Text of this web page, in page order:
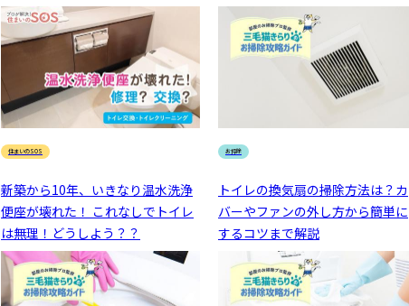
住まいのSOS
新築から10年、いきなり温水洗浄
便座が壊れた！ これなしでトイレ
は無理！どうしよう？？
お掃除
トイレの換気扇の掃除方法は？カ
バーやファンの外し方から簡単に
するコツまで解説